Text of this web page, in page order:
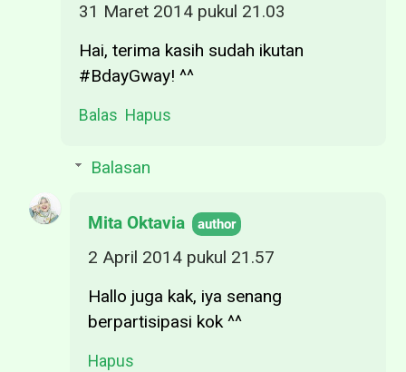
31 Maret 2014 pukul 21.03
Hai, terima kasih sudah ikutan
#BdayGway! ^^
Balas Hapus
Balasan
Mita Oktavia
2 April 2014 pukul 21.57
Hallo juga kak, iya senang
berpartisipasi kok ^^
Hapus